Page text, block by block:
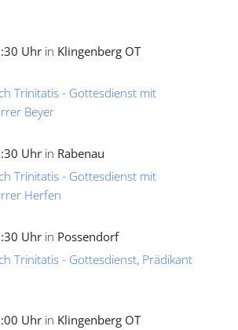
Uhr in Klingenberg OT
Trinitatis - Gottesdienst mit
Beyer
Uhr in Rabenau
Trinitatis - Gottesdienst mit
Herfen
Uhr in Possendorf
Trinitatis - Gottesdienst, Prädikant
Uhr in Klingenberg OT